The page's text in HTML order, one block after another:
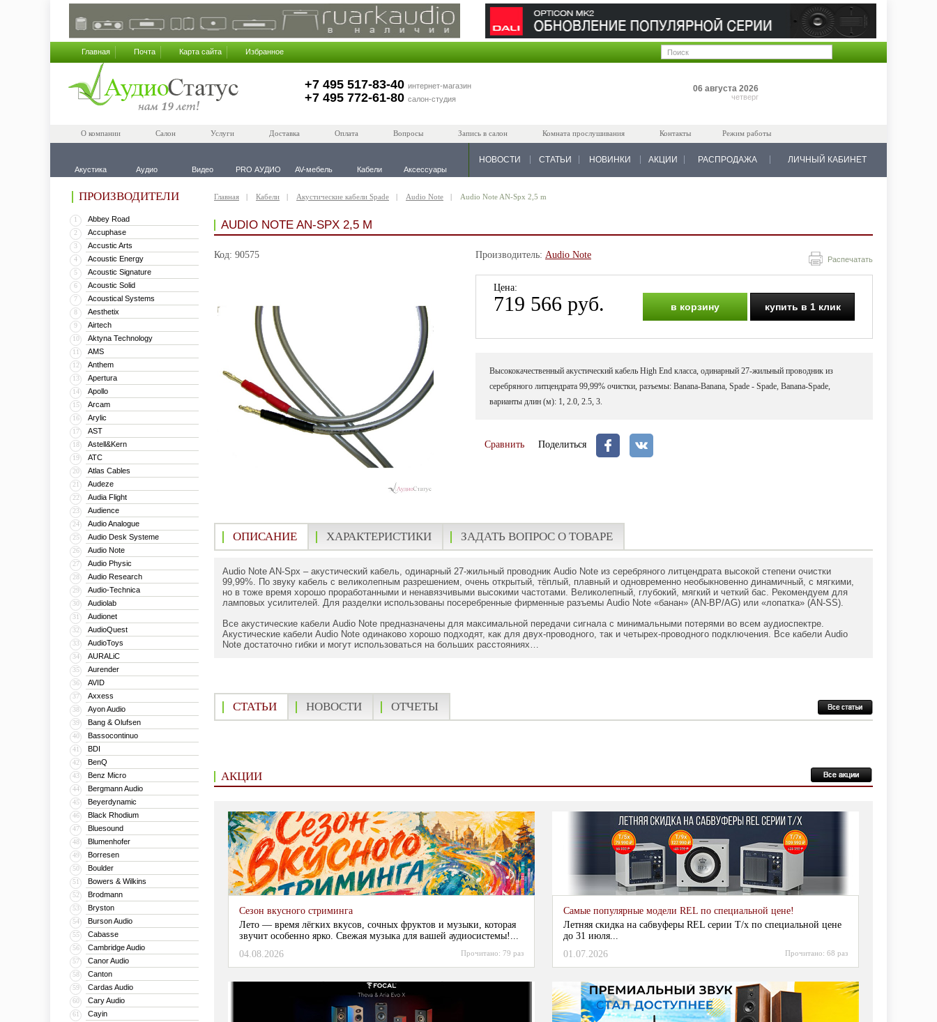
Главная Почта Карта сайта Избранное
+7 495 517-83-40 интернет-магазин
+7 495 772-61-80 салон-студия
06 августа 2026
четверг
О компании Салон Услуги Доставка Оплата Вопросы Запись в салон Комната прослушивания Контакты Режим работы
Акустика Аудио Видео PRO АУДИО AV-мебель Кабели Аксессуары
НОВОСТИ СТАТЬИ НОВИНКИ АКЦИИ РАСПРОДАЖА ЛИЧНЫЙ КАБИНЕТ
ПРОИЗВОДИТЕЛИ
1 Abbey Road
2 Accuphase
3 Accustic Arts
4 Acoustic Energy
5 Acoustic Signature
6 Acoustic Solid
7 Acoustical Systems
8 Aesthetix
9 Airtech
10 Aktyna Technology
11 AMS
12 Anthem
13 Apertura
14 Apollo
15 Arcam
16 Arylic
17 AST
18 Astell&Kern
19 ATC
20 Atlas Cables
21 Audeze
22 Audia Flight
23 Audience
24 Audio Analogue
25 Audio Desk Systeme
26 Audio Note
27 Audio Physic
28 Audio Research
29 Audio-Technica
30 Audiolab
31 Audionet
32 AudioQuest
33 AudioToys
34 AURALiC
35 Aurender
36 AVID
37 Axxess
38 Ayon Audio
39 Bang & Olufsen
40 Bassocontinuo
41 BDI
42 BenQ
43 Benz Micro
44 Bergmann Audio
45 Beyerdynamic
46 Black Rhodium
47 Bluesound
48 Blumenhofer
49 Borresen
50 Boulder
51 Bowers & Wilkins
52 Brodmann
53 Bryston
54 Burson Audio
55 Cabasse
56 Cambridge Audio
57 Canor Audio
58 Canton
59 Cardas Audio
60 Cary Audio
61 Cayin
Главная Кабели Акустические кабели Spade Audio Note Audio Note AN-Spx 2,5 m
AUDIO NOTE AN-SPX 2,5 M
Код: 90575 Распечатать
Производитель: Audio Note
Цена:
719 566 руб. в корзину купить в 1 клик
Высококачественный акустический кабель High End класса, одинарный 27-жильный проводник из
серебряного литцендрата 99,99% очистки, разъемы: Banana-Banana, Spade - Spade, Banana-Spade,
варианты длин (м): 1, 2.0, 2.5, 3.
Сравнить Поделиться
ОПИСАНИЕ ХАРАКТЕРИСТИКИ ЗАДАТЬ ВОПРОС О ТОВАРЕ
Audio Note AN-Spx – акустический кабель, одинарный 27-жильный проводник Audio Note из серебряного литцендрата высокой степени очистки
99,99%. По звуку кабель c великолепным разрешением, очень открытый, тёплый, плавный и одновременно необыкновенно динамичный, с мягкими,
но в тоже время хорошо проработанными и ненавязчивыми высокими частотами. Великолепный, глубокий, мягкий и четкий бас. Рекомендуем для
ламповых усилителей. Для разделки использованы посеребренные фирменные разъемы Audio Note «банан» (AN-BP/AG) или «лопатка» (AN-SS).
Все акустические кабели Audio Note предназначены для максимальной передачи сигнала с минимальными потерями во всем аудиоспектре.
Акустические кабели Audio Note одинаково хорошо подходят, как для двух-проводного, так и четырех-проводного подключения. Все кабели Audio
Note достаточно гибки и могут использоваться на больших расстояниях…
СТАТЬИ НОВОСТИ ОТЧЕТЫ
АКЦИИ
Сезон вкусного стриминга
Лето — время лёгких вкусов, сочных фруктов и музыки, которая
звучит особенно ярко. Свежая музыка для вашей аудиосистемы!...
04.08.2026
Прочитано: 79 раз
Самые популярные модели REL по специальной цене!
Летняя скидка на сабвуферы REL серии T/x по специальной цене
до 31 июля...
01.07.2026
Прочитано: 68 раз